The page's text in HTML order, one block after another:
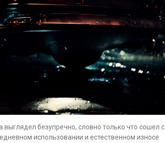
безупречно, словно только что сошел с
использовании и естественном износе